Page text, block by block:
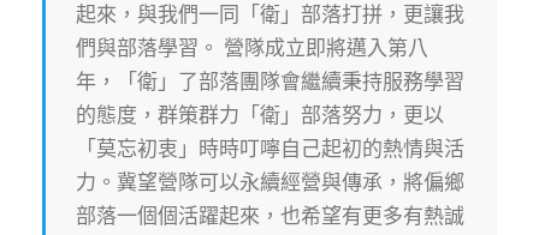
起來，與我們一同「衛」部落打拼，更讓我
們與部落學習。 營隊成立即將邁入第八
年，「衛」了部落團隊會繼續秉持服務學習
的態度，群策群力「衛」部落努力，更以
「莫忘初衷」時時叮嚀自己起初的熱情與活
力。冀望營隊可以永續經營與傳承，將偏鄉
部落一個個活躍起來，也希望有更多有熱誠